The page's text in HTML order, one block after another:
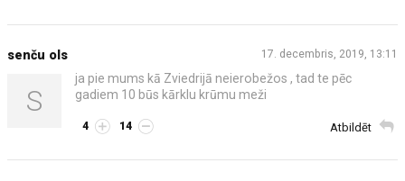
17. decembris, 2019, 13:11
senču ols
S
ja pie mums kā Zviedrijā neierobežos , tad te pēc
gadiem 10 būs kārklu krūmu meži
Atbildēt
4 14